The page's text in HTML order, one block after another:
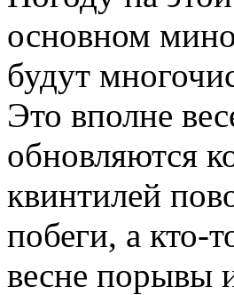
основном
будут
Это вполне
обновляются
квинтилей
побеги, а кто-
весне порывы